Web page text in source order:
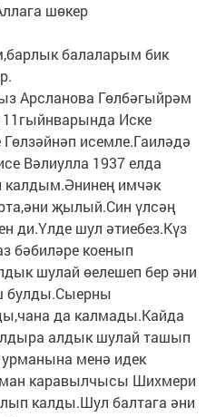
шөкер
балаларым бик
Арсланова Гөлбәгыйрәм
Иске
исемле.Гаиләдә
Вәлиулла 1937 елда
калдым.Әнинең имчәк
җылый.Син үлсәң
ди.Үлде шул әтиебез.Күз
бәбиләре коенып
шулай өелешеп бер әни
булды.Сыерны
да калмады.Кайда
алдык шулай ташып
менә идек
каравылчысы Шихмери
калды.Шул балтага әни